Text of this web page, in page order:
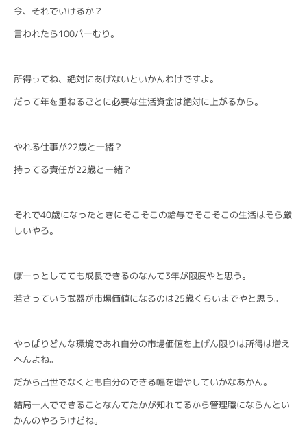
今、それでいけるか？
言われたら100パーむり。
所得ってね、絶対にあげないといかんわけですよ。
だって年を重ねるごとに必要な生活資金は絶対に上がるから。
やれる仕事が22歳と一緒？
持ってる責任が22歳と一緒？
それで40歳になったときにそこそこの給与でそこそこの生活はそら厳
しいやろ。
ぼーっとしてても成長できるのなんて3年が限度やと思う。
若さっていう武器が市場価値になるのは25歳くらいまでやと思う。
やっぱりどんな環境であれ自分の市場価値を上げん限りは所得は増え
へんよね。
だから出世でなくとも自分のできる幅を増やしていかなあかん。
結局一人でできることなんてたかが知れてるから管理職にならんとい
かんのやろうけどね。